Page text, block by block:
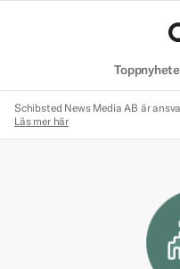
Schibsted News Media AB är
Läs mer här